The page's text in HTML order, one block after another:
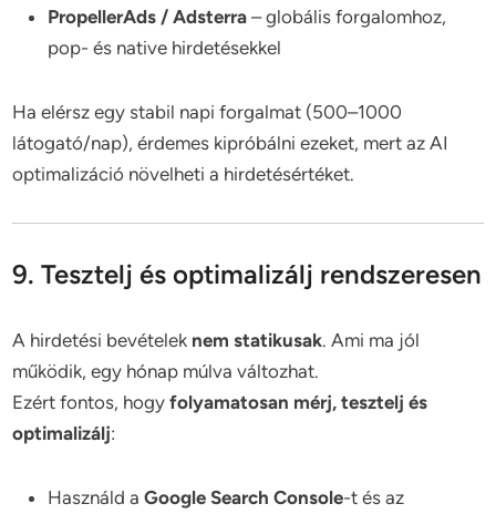
PropellerAds / Adsterra – globális forgalomhoz,
pop- és native hirdetésekkel
Ha elérsz egy stabil napi forgalmat (500–1000
látogató/nap), érdemes kipróbálni ezeket, mert az AI
optimalizáció növelheti a hirdetésértéket.
9. Tesztelj és optimalizálj rendszeresen
A hirdetési bevételek nem statikusak. Ami ma jól
működik, egy hónap múlva változhat.
Ezért fontos, hogyfolyamatosan mérj, tesztelj és
optimalizálj:
Használd aGoogle Search Console-t és az